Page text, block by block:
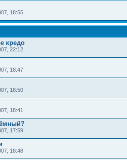
18:55
кредо
22:12
18:47
18:50
18:41
17:59
18:48